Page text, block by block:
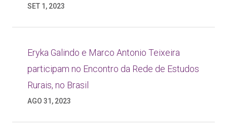
SET 1, 2023
Eryka Galindo e Marco Antonio Teixeira
participam no Encontro da Rede de Estudos
Rurais, no Brasil
AGO 31, 2023